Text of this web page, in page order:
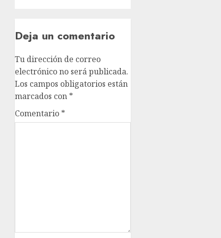
Deja un comentario
Tu dirección de correo
electrónico no será publicada.
Los campos obligatorios están
marcados con *
Comentario *